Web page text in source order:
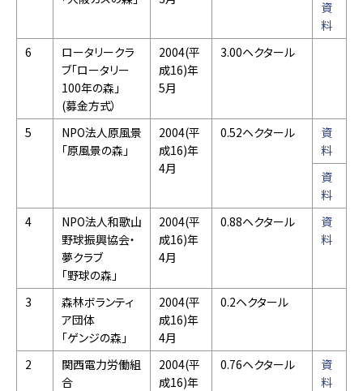
資
料
6
ロータリークラ
ブ「ロータリー
100年の森」
(募金方式）
2004(平
成16)年
5月
3.00ヘクタール
5
NPO法人原風景
「原風景の森」
2004(平
成16)年
4月
0.52ヘクタール
資
料
資
料
4
NPO法人和歌山
野球振興協会・
夢クラブ
「野球の森」
2004(平
成16)年
4月
0.88ヘクタール
資
料
3
森林ボランティ
ア団体
「ゲンジの森」
2004(平
成16)年
4月
0.2ヘクタール
2
関西電力労働組
合
2004(平
成16)年
0.76ヘクタール
資
料